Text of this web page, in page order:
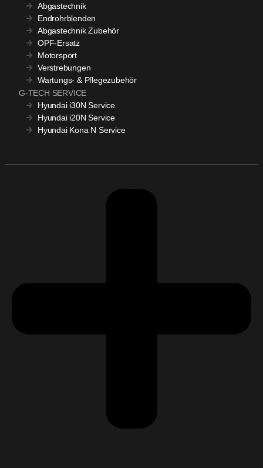
Abgastechnik
Endrohrblenden
Abgastechnik Zubehör
OPF-Ersatz
Motorsport
Verstrebungen
Wartungs- & Pflegezubehör
G-TECH SERVICE
Hyundai i30N Service
Hyundai i20N Service
Hyundai Kona N Service